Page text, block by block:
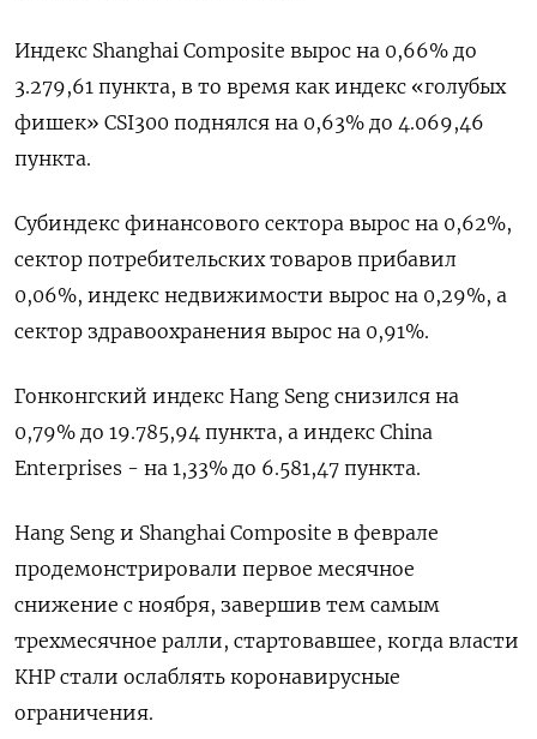
Индекс Shanghai Composite вырос на 0,66% до
3.279,61 пункта, в то время как индекс «голубых
фишек» CSI300 поднялся на 0,63% до 4.069,46
пункта.
Субиндекс финансового сектора вырос на 0,62%,
сектор потребительских товаров прибавил
0,06%, индекс недвижимости вырос на 0,29%​, а
сектор здравоохранения вырос на 0,91%.
Гонконгский индекс Hang Seng снизился на
0,79% до 19.785,94​ пункта, а индекс China
Enterprises - на 1,33% до 6.581,47 пункта.
Hang Seng и Shanghai Composite в феврале
продемонстрировали первое месячное
снижение с ноября, завершив тем самым
трехмесячное ралли, стартовавшее, когда власти
КНР стали ослаблять коронавирусные
ограничения.